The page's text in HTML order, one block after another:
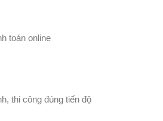
toán online
thi công đúng tiến độ